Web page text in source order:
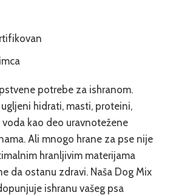
potrebe za ishranom.
hidrati, masti, proteini,
kao deo uravnotežene
Ali mnogo hrane za pse nije
hranljivim materijama
da ostanu zdravi. Naša Dog Mix
ishranu vašeg psa